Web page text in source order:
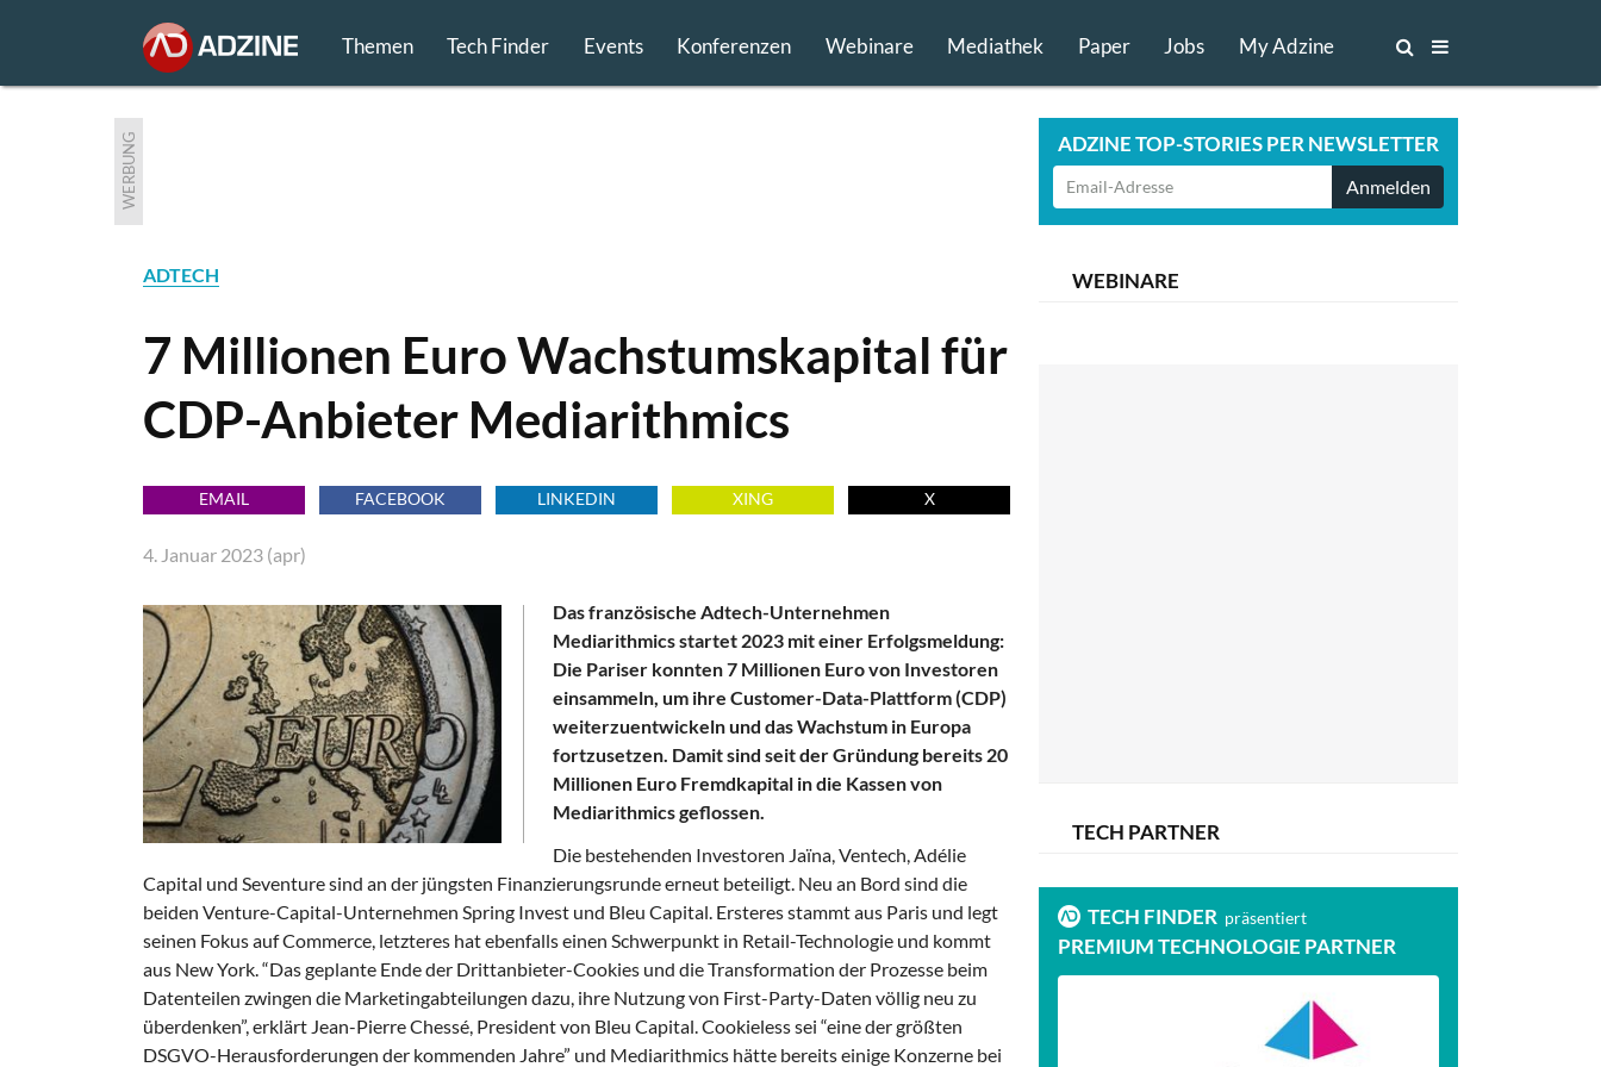
Themen Tech Finder Events Konferenzen Webinare Mediathek Paper Jobs My Adzine
WERBUNG ADZINE TOP-STORIES PER NEWSLETTER
Anmelden
ADTECH
7 Millionen Euro Wachstumskapital für
CDP-Anbieter Mediarithmics
EMAIL FACEBOOK LINKEDIN XING X
4. Januar 2023 (apr)
Das französische Adtech-Unternehmen
Mediarithmics startet 2023 mit einer Erfolgsmeldung:
Die Pariser konnten 7 Millionen Euro von Investoren
einsammeln, um ihre Customer-Data-Plattform (CDP)
weiterzuentwickeln und das Wachstum in Europa
fortzusetzen. Damit sind seit der Gründung bereits 20
Millionen Euro Fremdkapital in die Kassen von
Mediarithmics geflossen.
Die bestehenden Investoren Jaïna, Ventech, Adélie
Capital und Seventure sind an der jüngsten Finanzierungsrunde erneut beteiligt. Neu an Bord sind die
beiden Venture-Capital-Unternehmen Spring Invest und Bleu Capital. Ersteres stammt aus Paris und legt
seinen Fokus auf Commerce, letzteres hat ebenfalls einen Schwerpunkt in Retail-Technologie und kommt
aus New York. “Das geplante Ende der Drittanbieter-Cookies und die Transformation der Prozesse beim
Datenteilen zwingen die Marketingabteilungen dazu, ihre Nutzung von First-Party-Daten völlig neu zu
überdenken”, erklärt Jean-Pierre Chessé, President von Bleu Capital. Cookieless sei “eine der größten
DSGVO-Herausforderungen der kommenden Jahre” und Mediarithmics hätte bereits einige Konzerne bei
WEBINARE
TECH PARTNER
TECH FINDER präsentiert
PREMIUM TECHNOLOGIE PARTNER